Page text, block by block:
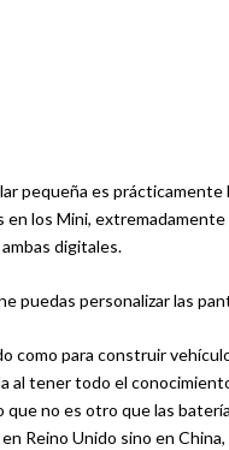
pequeña es
en los Mini,
digitales.
puedas personalizar las
como para construir
al tener todo el
no es otro que las
Reino Unido sino en